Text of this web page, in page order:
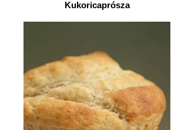
Kukoricaprósza